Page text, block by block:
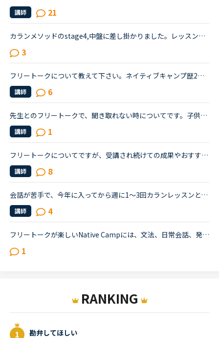
講師 21
カランメソッドのstage4,中盤に差し掛かりました。レッスンの復習には、特にNEW WORK の復習でテキストとオーディオを利用しています。講師の質問がよく聞き取れないまま、講師のリードでやっと口伝えで回答して...
3
フリートークについて教えて下さい。ネイティブキャンプ歴2年以上になりました。まだ一回も怖くてフリートークのみが選べません。いつもは、カラン、文法中級、side by sideをしています。フリートークに興味はあ...
講師 6
先生とのフリートークで、聞き取れない時についてです。子供がネイティブキャンプを始めて、親の私が時々サポートに入っています。先生の話を聞き取ったりしているうちに、フリートークっぽいことになることがあ...
講師 1
フリートークについてですが、受講され続けての成果やおすすめの受講方法、気をつけていることあれば教えていただけないでしょうか。これからはアウトプットも鍛えたいので、フリートークを受講する機会を増やし...
講師 8
会話が苦手で、今年に入ってから週に1〜3回カランレッスンと、週1の5minを受講しています。カランは1から始めレベル3、5minは日本人の先生で、私の言いたいことをくみ取ってくれながら、なんとか進めているという...
講師 4
フリートークが楽しいNative Campには、文法、日常会話、発音、ビジネス英語、TOEICなど様々なレッスンメニューが準備されていますね。レッスンメニューの一つにフリートークがあります。内容は、「講師とフリー...
1
RANKING
勘弁してほしい